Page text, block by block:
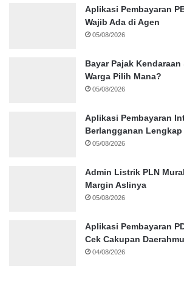
Aplikasi Pembayaran
Wajib Ada di Agen
05/08/2026
Bayar Pajak Kendaraan
Warga Pilih Mana?
05/08/2026
Aplikasi Pembayaran
Berlangganan Lengkap
05/08/2026
Admin Listrik PLN
Margin Aslinya
05/08/2026
Aplikasi Pembayaran
Cek Cakupan Daerahmu
04/08/2026